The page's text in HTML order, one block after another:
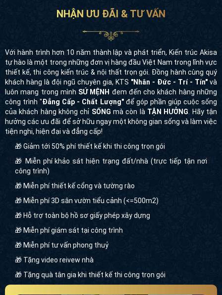
NHẬN ƯU ĐÃI & TƯ VẤN
Với hành trình hơn 10 năm thành lập và phát triển, Kiến trúc Akisa
tự hào là một trong những đơn vị hàng đầu Việt Nam trong lĩnh vực
thiết kế, thi công kiến trúc & nội thất trọn gói. Đồng hành cùng quý
khách hàng là đội ngũ chuyên gia, KTS "Nhân - Đức - Trí - Tín" và
luôn mang trong mình SỨ MỆNH đem đến cho khách hàng những
công trình "Đẳng Cấp - Chất Lượng"để góp phần giúp cuộc sống
của khách hàng không chỉ SỐNG mà còn là TẬN HƯỞNG . Hãy tận
hưởng các ưu đãi để sở hữu ngay một không gian sống và làm việc
tiện nghi, hiện đại và đẳng cấp!
🎁 Giảm tới 50% phí thiết kế khi thi công trọn gói
🎁 Miễn phí khảo sát hiện trạng đất/nhà (trực tiếp tận nơi
công trình)
🎁 Miễn phí thiết kế cổng và tường rào
🎁 Miễn phí 3D sân vườn tiểu cảnh (<=500m2)
🎁 Hỗ trợ toàn bộ hồ sơ giấy phép xây dựng
🎁 Miễn phí giám sát tại công trình
🎁 Miễn phí tư vấn phong thuỷ
🎁 Tặng video reivew nhà
🎁 Tặng quà tân gia khi thiết kế thi công trọn gói